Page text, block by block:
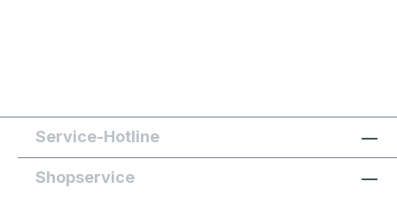
Service-Hotline
Shopservice